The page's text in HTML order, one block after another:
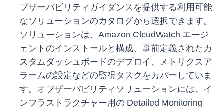
ブザーバビリティガイダンスを提供する利用可能
なソリューションのカタログから選択できます。
ソリューションは、Amazon CloudWatch エージ
ェントのインストールと構成、事前定義されたカ
スタムダッシュボードのデプロイ、メトリクスア
ラームの設定などの監視タスクをカバーしていま
す。オブザーバビリティソリューションには、イ
ンフラストラクチャー用の Detailed Monitoring